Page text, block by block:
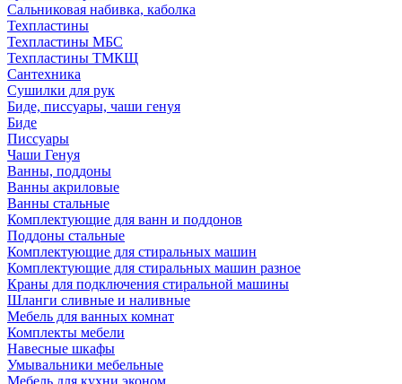
Сальниковая набивка, каболка
Техпластины
Техпластины МБС
Техпластины ТМКЩ
Сантехника
Сушилки для рук
Биде, писсуары, чаши генуя
Биде
Писсуары
Чаши Генуя
Ванны, поддоны
Ванны акриловые
Ванны стальные
Комплектующие для ванн и поддонов
Поддоны стальные
Комплектующие для стиральных машин
Комплектующие для стиральных машин разное
Краны для подключения стиральной машины
Шланги сливные и наливные
Мебель для ванных комнат
Комплекты мебели
Навесные шкафы
Умывальники мебельные
Мебель для кухни эконом